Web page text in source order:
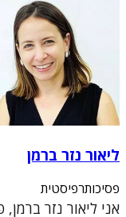
ליאור נזר ברמן
פסיכותרפיסטית
אני ליאור נזר